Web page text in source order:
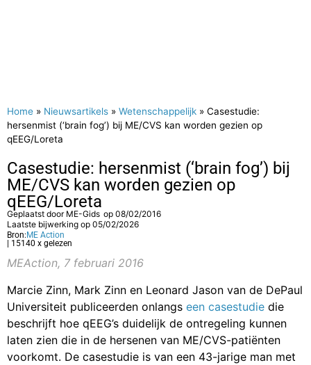
Home » Nieuwsartikels » Wetenschappelijk » Casestudie:
hersenmist (‘brain fog’) bij ME/CVS kan worden gezien op
qEEG/Loreta
Casestudie: hersenmist (‘brain fog’) bij
ME/CVS kan worden gezien op
qEEG/Loreta
Geplaatst door ME-Gids op 08/02/2016
Laatste bijwerking op 05/02/2026
Bron: ME Action
| 15140 x gelezen
MEAction, 7 februari 2016
Marcie Zinn, Mark Zinn en Leonard Jason van de DePaul
Universiteit publiceerden onlangs een casestudie die
beschrijft hoe qEEG’s duidelijk de ontregeling kunnen
laten zien die in de hersenen van ME/CVS-patiënten
voorkomt. De casestudie is van een 43-jarige man met